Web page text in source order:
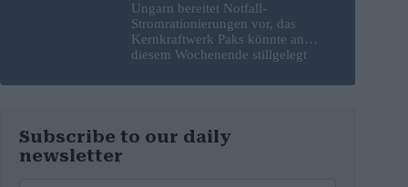
Ungarn bereitet Notfall-
Stromrationierungen vor, das
Kernkraftwerk Paks könnte an
diesem Wochenende stillgelegt
Subscribe to our daily
newsletter